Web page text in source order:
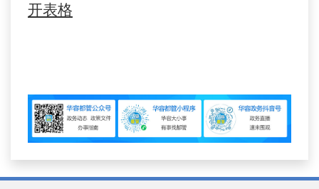
开表格